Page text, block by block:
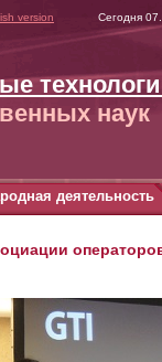
version Сегодня
наук
деятельность